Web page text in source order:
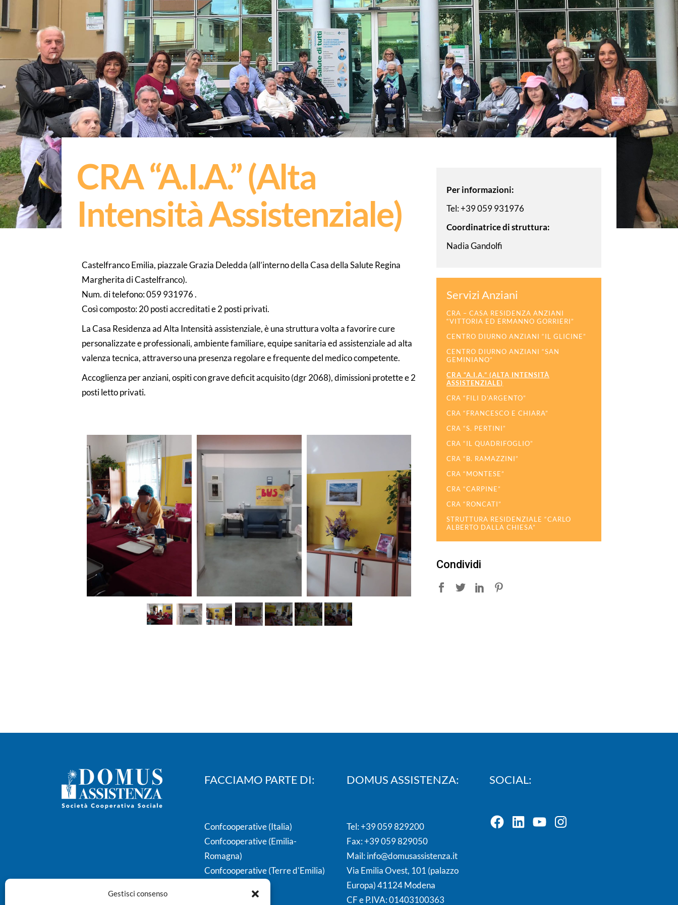
Gestisci consenso
CENTRO DIURNO ANZIANI “IL
GLICINE”
CRA “A.I.A.” (Alta
Intensità Assistenziale)
Castelfranco Emilia, piazzale Grazia Deledda (all’interno della Casa della Salute Regina
Margherita di Castelfranco).
Num. di telefono: 059 931976 .
Così composto: 20 posti accreditati e 2 posti privati.
La Casa Residenza ad Alta Intensità assistenziale, è una struttura volta a favorire cure
personalizzate e professionali, ambiente familiare, equipe sanitaria ed assistenziale ad alta
valenza tecnica, attraverso una presenza regolare e frequente del medico competente.
Accoglienza per anziani, ospiti con grave deficit acquisito (dgr 2068), dimissioni protette e 2
posti letto privati.
Per informazioni:
Tel: +39 059 931976
Coordinatrice di struttura:
Nadia Gandolfi
Servizi Anziani
CRA – CASA RESIDENZA ANZIANI
“VITTORIA ED ERMANNO GORRIERI”
CENTRO DIURNO ANZIANI “IL GLICINE”
CENTRO DIURNO ANZIANI “SAN
GEMINIANO”
CRA “A.I.A.” (ALTA INTENSITÀ
ASSISTENZIALE)
CRA “FILI D’ARGENTO”
CRA “FRANCESCO E CHIARA”
CRA “S. PERTINI”
CRA “IL QUADRIFOGLIO”
CRA “B. RAMAZZINI”
CRA “MONTESE”
CRA “CARPINE”
CRA “RONCATI”
STRUTTURA RESIDENZIALE “CARLO
ALBERTO DALLA CHIESA”
Condividi
FACCIAMO PARTE DI:
Confcooperative (Italia)
Confcooperative (Emilia-
Romagna)
Confcooperative (Terre d'Emilia)
DOMUS ASSISTENZA:
Tel:+39 059 829200
Fax: +39 059 829050
Mail:info@domusassistenza.it
Via Emilia Ovest, 101 (palazzo
Europa) 41124 Modena
CF e P.IVA: 01403100363
SOCIAL: